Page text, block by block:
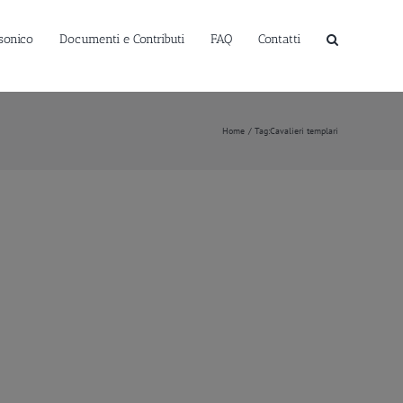
Documenti e Contributi FAQ Contatti
Home Tag:Cavalieri templari